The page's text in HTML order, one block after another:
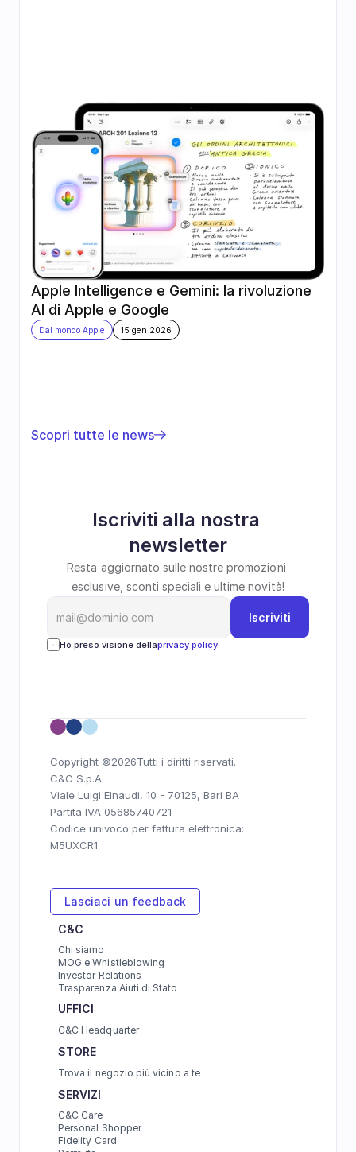
Apple Intelligence e Gemini: la rivoluzione
AI di Apple e Google
Dal mondo Apple 15 gen 2026
Scopri tutte le news
Iscriviti alla nostra
newsletter
Resta aggiornato sulle nostre promozioni
esclusive, sconti speciali e ultime novità!
Iscriviti
Ho preso visione dellaprivacy policy
C&C
Chi siamo
MOG e Whistleblowing
Investor Relations
Trasparenza Aiuti di Stato
UFFICI
C&C Headquarter
STORE
Trova il negozio più vicino a te
SERVIZI
C&C Care
Personal Shopper
Fidelity Card
Copyright ©2026Tutti i diritti riservati.
C&C S.p.A.
Viale Luigi Einaudi, 10 - 70125, Bari BA
Partita IVA 05685740721
Codice univoco per fattura elettronica:
M5UXCR1
Lasciaci un feedback